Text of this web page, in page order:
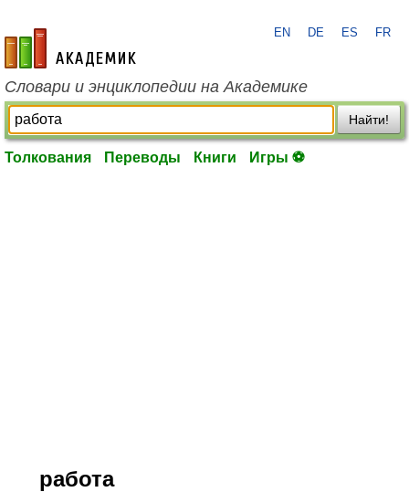
academic.ru
EN DE ES FR
Словари и энциклопедии на Академике
Найти!
Толкования Переводы Книги Игры ⚽
работа